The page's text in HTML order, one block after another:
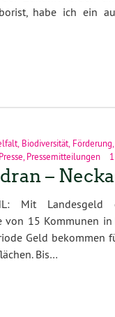
habe ich ein
, Biodiversität, Förderung,
Presse,Pressemitteilungen
–
Mit Landesgeld
von 15 Kommunen
Geld bekommen
Bis…